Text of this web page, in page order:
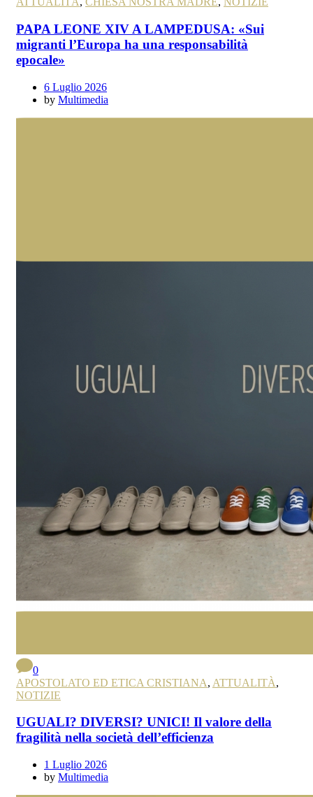
PAPA LEONE XIV A LAMPEDUSA: «Sui
migranti l’Europa ha una responsabilità
epocale»
6 Luglio 2026
by Multimedia
0
APOSTOLATO ED ETICA CRISTIANA, ATTUALITÀ,
NOTIZIE
UGUALI? DIVERSI? UNICI! Il valore della
fragilità nella società dell’efficienza
1 Luglio 2026
by Multimedia